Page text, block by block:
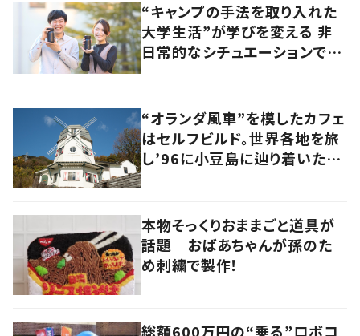
“キャンプの手法を取り入れた
大学生活”が学びを変える 非
日常的なシチュエーションで
“オランダ風車”を模したカフェ
はセルフビルド。世界各地を旅
し’96に小豆島に辿り着いた家
本物そっくりおままごと道具が
話題 おばあちゃんが孫のた
め刺繍で製作！
総額600万円の“乗る”ロボコ